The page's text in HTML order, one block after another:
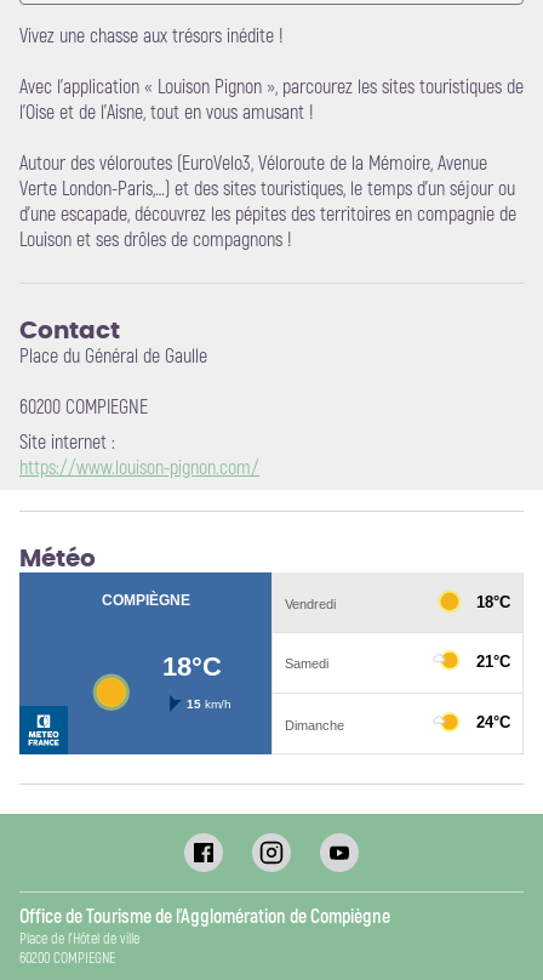
Voir l'image en plein écran
Vivez une chasse aux trésors inédite !
Avec l’application « Louison Pignon », parcourez les sites touristiques de
l'Oise et de l'Aisne, tout en vous amusant !
Autour des véloroutes (EuroVelo3, Véloroute de la Mémoire, Avenue
Verte London-Paris,…) et des sites touristiques, le temps d’un séjour ou
d’une escapade, découvrez les pépites des territoires en compagnie de
Louison et ses drôles de compagnons !
Contact
Place du Général de Gaulle
60200 COMPIEGNE
Site internet :
https://www.louison-pignon.com/
Météo
Office de Tourisme de l’Agglomération de Compiègne
Place de l’Hôtel de ville
60200 COMPIEGNE